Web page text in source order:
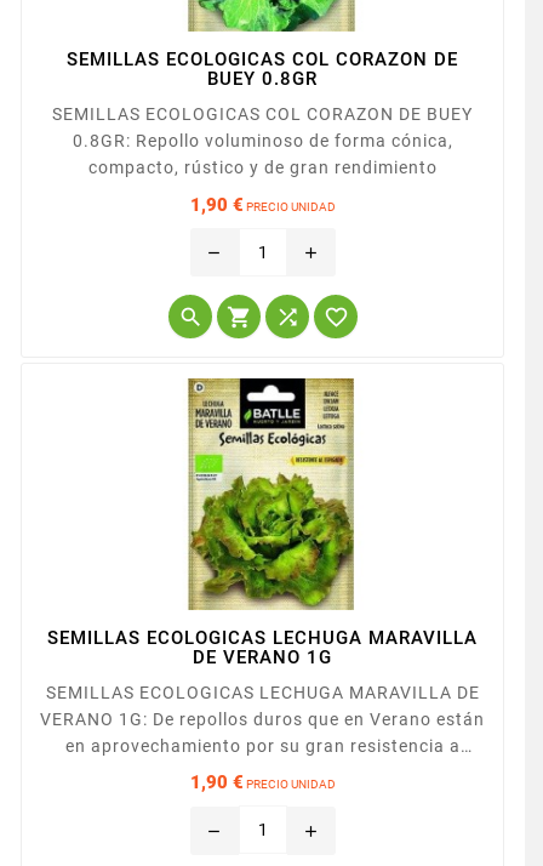
SEMILLAS ECOLOGICAS COL CORAZON DE
BUEY 0.8GR
SEMILLAS ECOLOGICAS COL CORAZON DE BUEY
0.8GR: Repollo voluminoso de forma cónica,
compacto, rústico y de gran rendimiento
1,90 € PRECIO UNIDAD
remove add
   
SEMILLAS ECOLOGICAS LECHUGA MARAVILLA
DE VERANO 1G
SEMILLAS ECOLOGICAS LECHUGA MARAVILLA DE
VERANO 1G: De repollos duros que en Verano están
en aprovechamiento por su gran resistencia a
subirse. Mata de color verde de hojas onduladas
1,90 € PRECIO UNIDAD
remove add